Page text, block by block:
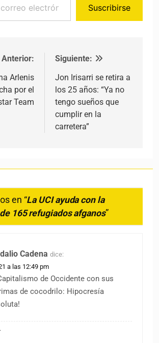
Suscribirse
de entradas
Anterior:
Arlenis
por el
Team
Siguiente:
Jon Irisarri se retira a
los 25 años: “Ya no
tengo sueños que
cumplir en la
carretera”
en “La UCI ayuda con la
165 refugiados afganos”
Cadena dice:
a las 12:49 pm
de Occidente con sus
de cocodrilo: Hipocresía